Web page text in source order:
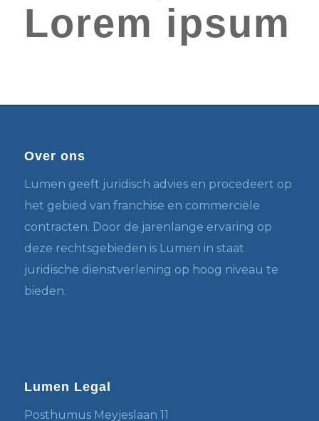
Lorem ipsum
Over ons
Lumen geeft juridisch advies en procedeert op
het gebied van franchise en commerciële
contracten. Door de jarenlange ervaring op
deze rechtsgebieden is Lumen in staat
juridische dienstverlening op hoog niveau te
bieden.
Lumen Legal
Posthumus Meyjeslaan 11